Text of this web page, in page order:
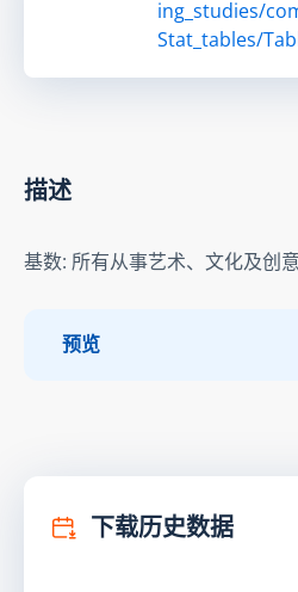
ing_studies/
Stat_tables/
描述
基数: 所有从事艺术、文化及创
预览
下载历史数据